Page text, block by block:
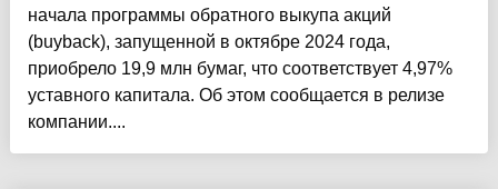
начала программы обратного выкупа акций
(buyback), запущенной в октябре 2024 года,
приобрело 19,9 млн бумаг, что соответствует 4,97%
уставного капитала. Об этом сообщается в релизе
компании....